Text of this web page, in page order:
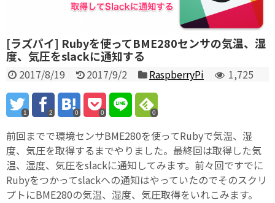
[ラズパイ] Rubyを使ってBME280センサの気温、湿
度、気圧をslackに通知する
2017/8/19 2017/9/2 RaspberryPi 1,725
1 2 0 0 0
前回までで環境センサBME280を使ってRubyで気温、湿
度、気圧を取得するまでやりました。最終回は取得した気
温、湿度、気圧をslackに通知してみます。前々回ですでに
Rubyをつかってslackへの通知はやっていたのでそのスクリ
プトにBME280の気温、湿度、気圧取得をいれこみます。